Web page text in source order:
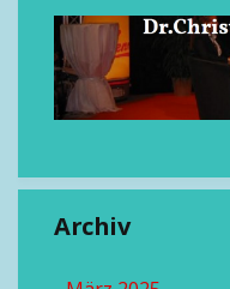
Archiv